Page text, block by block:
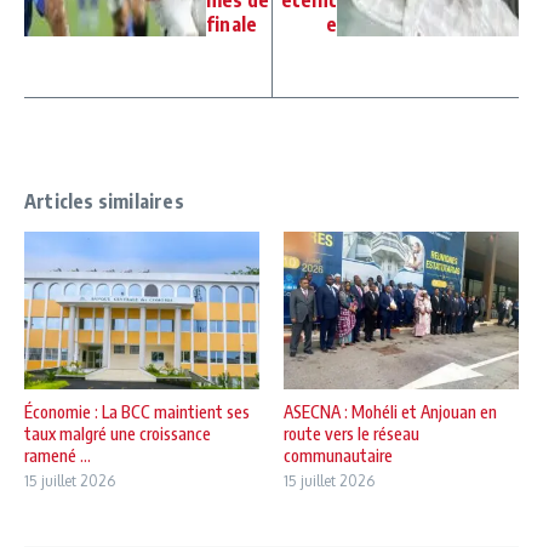
finale
e
Articles similaires
Économie : La BCC maintient ses
taux malgré une croissance
ramené ...
15 juillet 2026
ASECNA : Mohéli et Anjouan en
route vers le réseau
communautaire
15 juillet 2026